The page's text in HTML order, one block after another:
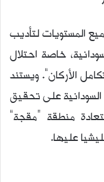
المستويات لتأديب
خاصة احتلال
الأركان”. ويستند
السودانية على تحقيق
منطقة “مقجة”
عليها.